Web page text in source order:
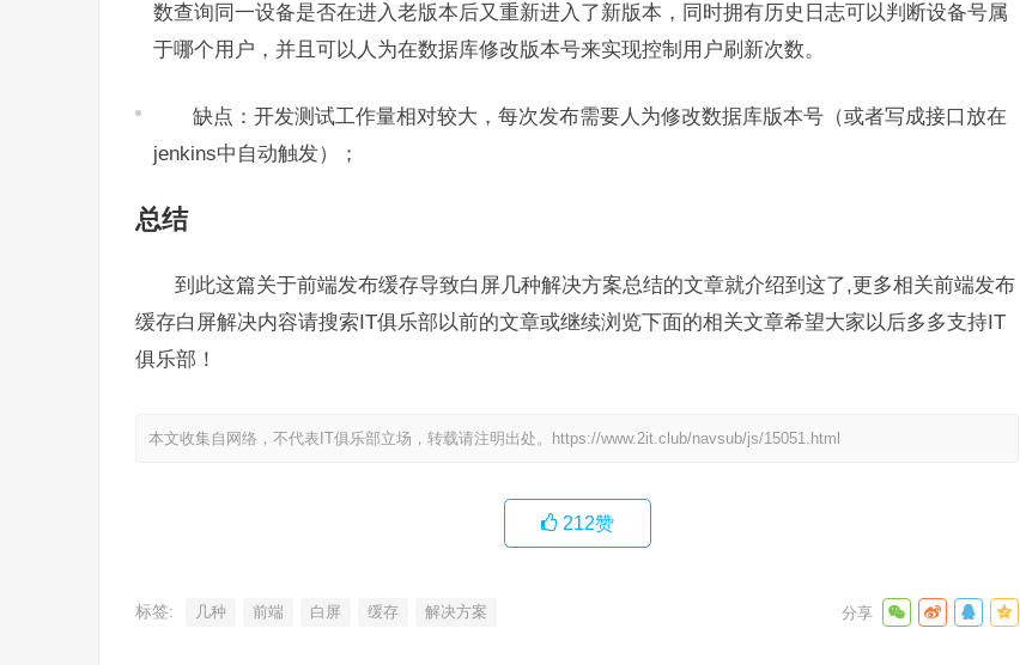
数查询同一设备是否在进入老版本后又重新进入了新版本，同时拥有历史日志可以判断设备号属
于哪个用户，并且可以人为在数据库修改版本号来实现控制用户刷新次数。
缺点：开发测试工作量相对较大，每次发布需要人为修改数据库版本号（或者写成接口放在
jenkins中自动触发）；
总结
到此这篇关于前端发布缓存导致白屏几种解决方案总结的文章就介绍到这了,更多相关前端发布
缓存白屏解决内容请搜索IT俱乐部以前的文章或继续浏览下面的相关文章希望大家以后多多支持IT
俱乐部！
本文收集自网络，不代表IT俱乐部立场，转载请注明出处。 https://www.2it.club/navsub/js/15051.html
212赞
标签: 几种 前端 白屏 缓存 解决方案